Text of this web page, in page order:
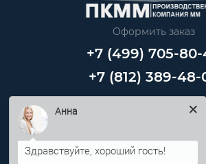
Оформить заказ
+7 (499) 705-
+7 (812) 389-48-
Звоните нам
Анна